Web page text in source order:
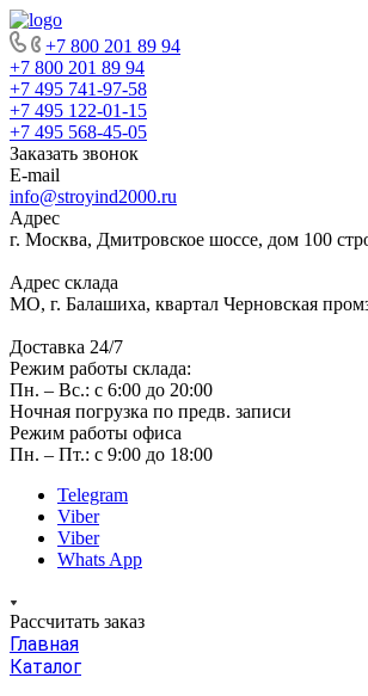
+7 800 201 89 94
+7 800 201 89 94
+7 495 741-97-58
+7 495 122-01-15
+7 495 568-45-05
Заказать звонок
E-mail
info@stroyind2000.ru
Адрес
г. Москва, Дмитровское шоссе, дом 100
Адрес склада
МО, г. Балашиха, квартал Черновская
Доставка 24/7
Режим работы склада:
Пн. – Вс.: с 6:00 до 20:00
Ночная погрузка по предв. записи
Режим работы офиса
Пн. – Пт.: с 9:00 до 18:00
Telegram
Viber
Viber
Whats App
Рассчитать заказ
Главная
Каталог